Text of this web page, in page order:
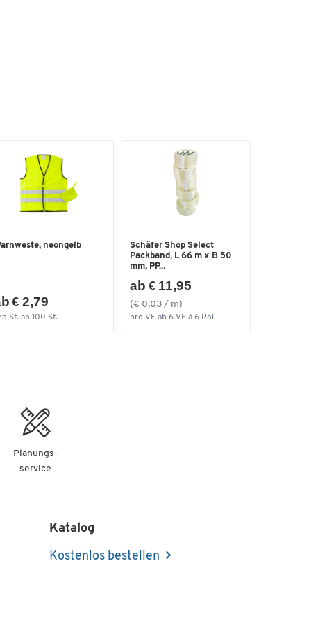
neongelb
€ 2,79
St. ab 100 St.
Schäfer Shop Select
Packband, L 66 m x B 50
mm, PP...
ab € 11,95
(€ 0,03 / m)
pro VE ab 6 VE à 6 Rol.
Planungs-
service
Katalog
Kostenlos bestellen